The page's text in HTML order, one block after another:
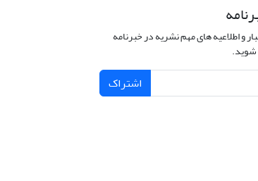
و اطلاعیه های مهم نشریه در خبرنامه
اشتراک